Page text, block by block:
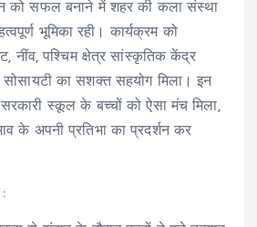
को सफल बनाने में शहर की कला संस्था
भूमिका रही। कार्यक्रम को
नींव, पश्चिम क्षेत्र सांस्कृतिक केंद्र
सोसायटी का सशक्त सहयोग मिला। इन
स्कूल के बच्चों को ऐसा मंच मिला,
के अपनी प्रतिभा का प्रदर्शन कर